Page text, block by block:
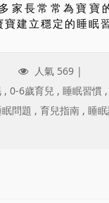
家長常常為寶寶
寶建立穩定的睡眠
人氣 569 |
, 0-6歲育兒 , 睡眠習慣 ,
問題 , 育兒指南 , 睡